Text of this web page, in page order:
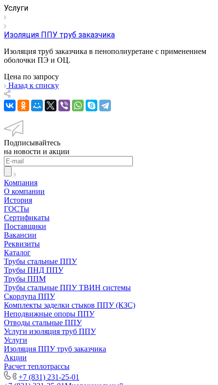
Услуги
Изоляция ППУ труб заказчика
Изоляция труб заказчика в пенополиуретане с применением
оболочки ПЭ и ОЦ.
Цена по запросу
Назад к списку
Подписывайтесь
на новости и акции
Компания
О компании
История
ГОСТы
Сертификаты
Поставщики
Вакансии
Реквизиты
Каталог
Трубы стальные ППУ
Трубы ПНД ППУ
Трубы ППМ
Трубы стальные ППУ ТВИН системы
Скорлупа ППУ
Комплекты заделки стыков ППУ (КЗС)
Неподвижные опоры ППУ
Отводы стальные ППУ
Услуги изоляция труб ППУ
Услуги
Изоляция ППУ труб заказчика
Акции
Расчет теплотрассы
+7 (831) 231-25-01